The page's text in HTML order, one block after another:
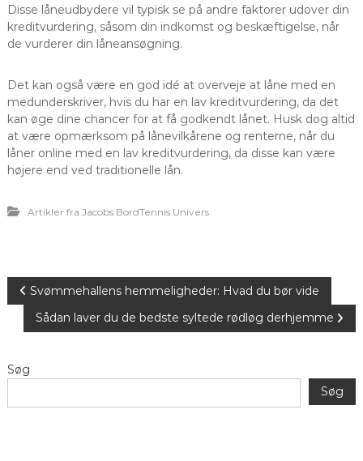
Disse låneudbydere vil typisk se på andre faktorer udover din
kreditvurdering, såsom din indkomst og beskæftigelse, når
de vurderer din låneansøgning.
Det kan også være en god idé at overveje at låne med en
medunderskriver, hvis du har en lav kreditvurdering, da det
kan øge dine chancer for at få godkendt lånet. Husk dog altid
at være opmærksom på lånevilkårene og renterne, når du
låner online med en lav kreditvurdering, da disse kan være
højere end ved traditionelle lån.
Artikler fra Jacobs BordTennis Univers
d
l
Svømmehallens hemmeligheder: Hvad du bør vide
Sådan laver du de bedste syltede rødløg derhjemme
Søg
Søg